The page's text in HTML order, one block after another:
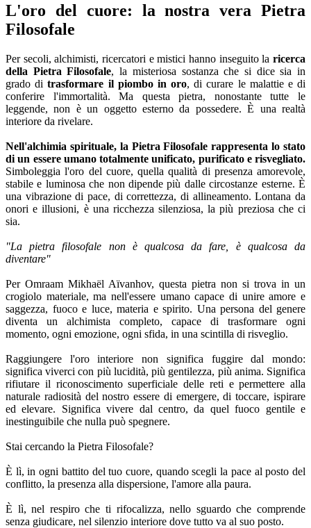
L'oro del cuore: la nostra vera Pietra
Filosofale
Per secoli, alchimisti, ricercatori e mistici hanno inseguito la ricerca
della Pietra Filosofale, la misteriosa sostanza che si dice sia in
grado ditrasformare il piombo in oro, di curare le malattie e di
conferire l'immortalità. Ma questa pietra, nonostante tutte le
leggende, non è un oggetto esterno da possedere. È una realtà
interiore da rivelare.
Nell'alchimia spirituale, la Pietra Filosofale rappresenta lo stato
di un essere umano totalmente unificato, purificato e risvegliato.
Simboleggia l'oro del cuore, quella qualità di presenza amorevole,
stabile e luminosa che non dipende più dalle circostanze esterne. È
una vibrazione di pace, di correttezza, di allineamento. Lontana da
onori e illusioni, è una ricchezza silenziosa, la più preziosa che ci
sia.
"La pietra filosofale non è qualcosa da fare, è qualcosa da
diventare"
Per Omraam Mikhaël Aïvanhov, questa pietra non si trova in un
crogiolo materiale, ma nell'essere umano capace di unire amore e
saggezza, fuoco e luce, materia e spirito. Una persona del genere
diventa un alchimista completo, capace di trasformare ogni
momento, ogni emozione, ogni sfida, in una scintilla di risveglio.
Raggiungere l'oro interiore non significa fuggire dal mondo:
significa viverci con più lucidità, più gentilezza, più anima. Significa
rifiutare il riconoscimento superficiale delle reti e permettere alla
naturale radiosità del nostro essere di emergere, di toccare, ispirare
ed elevare. Significa vivere dal centro, da quel fuoco gentile e
inestinguibile che nulla può spegnere.
Stai cercando la Pietra Filosofale?
È lì, in ogni battito del tuo cuore, quando scegli la pace al posto del
conflitto, la presenza alla dispersione, l'amore alla paura.
È lì, nel respiro che ti rifocalizza, nello sguardo che comprende
senza giudicare, nel silenzio interiore dove tutto va al suo posto.